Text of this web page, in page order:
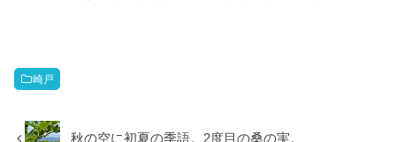
崎戸
秋の空に初夏の季語。2度目の桑の実。